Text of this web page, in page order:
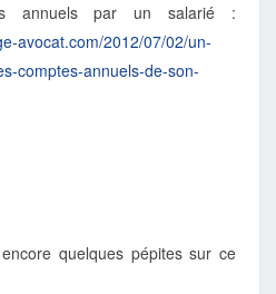
annuels par un salarié :
avocat.com/2012/07/02/un-
comptes-annuels-de-son-
encore quelques pépites sur ce